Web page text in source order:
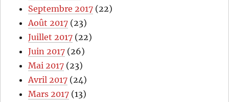
Septembre 2017 (22)
Août 2017 (23)
Juillet 2017 (22)
Juin 2017 (26)
Mai 2017 (23)
Avril 2017 (24)
Mars 2017 (13)